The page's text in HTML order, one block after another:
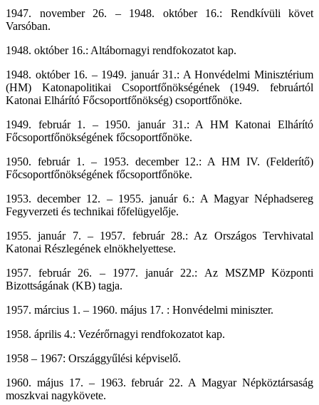
1947. november 26. – 1948. október 16.: Rendkívüli követ
Varsóban.
1948. október 16.: Altábornagyi rendfokozatot kap.
1948. október 16. – 1949. január 31.: A Honvédelmi Minisztérium
(HM) Katonapolitikai Csoportfőnökségének (1949. februártól
Katonai Elhárító Főcsoportfőnökség) csoportfőnöke.
1949. február 1. – 1950. január 31.: A HM Katonai Elhárító
Főcsoportfőnökségének főcsoportfőnöke.
1950. február 1. – 1953. december 12.: A HM IV. (Felderítő)
Főcsoportfőnökségének főcsoportfőnöke.
1953. december 12. – 1955. január 6.: A Magyar Néphadsereg
Fegyverzeti és technikai főfelügyelője.
1955. január 7. – 1957. február 28.: Az Országos Tervhivatal
Katonai Részlegének elnökhelyettese.
1957. február 26. – 1977. január 22.: Az MSZMP Központi
Bizottságának (KB) tagja.
1957. március 1. – 1960. május 17. : Honvédelmi miniszter.
1958. április 4.: Vezérőrnagyi rendfokozatot kap.
1958 – 1967: Országgyűlési képviselő.
1960. május 17. – 1963. február 22. A Magyar Népköztársaság
moszkvai nagykövete.